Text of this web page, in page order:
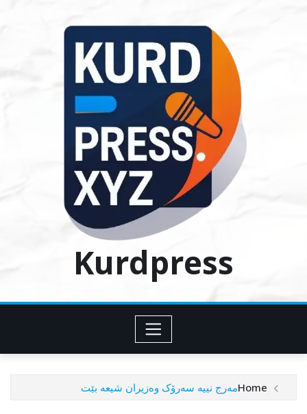
Kurdpress
Homeمەرج نییە سەرۆک وەزیران شیعە بێت